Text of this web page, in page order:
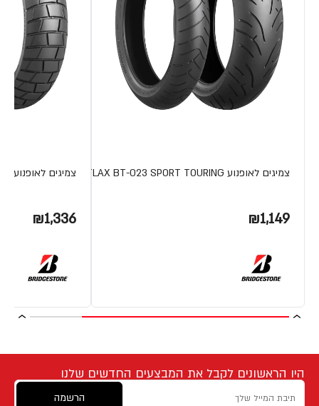
צמיגים לאופנוע BATTLAX BT-023 SPORT TOURING מבית BRIDGESTONE
₪1,149
צמיגים לאופנוע AT41 BATTLAX TRAIL מבית BRIDGESTONE
₪1,336
היו הראשונים לקבל את המבצעים החדשים שלנו
הרשמה